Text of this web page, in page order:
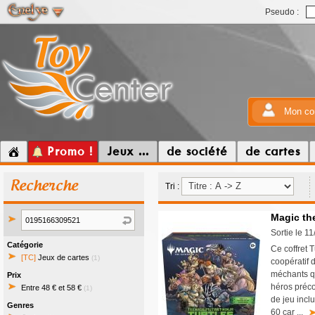
Pseudo :
Mon
Promo ! Jeux ... de société de cartes
Recherche
Catégorie
[TC] Jeux de cartes (1)
Prix
Entre 48 € et 58 € (1)
Genres
Tri :
Magic
Sortie le
Ce coffret
coopératif
méchants
héros
de jeu
60 car ...